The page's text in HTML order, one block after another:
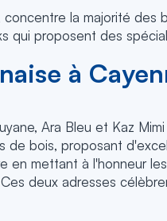
la majorité
proposent des
à
Ara Bleu et Kaz
de bois, proposant
en mettant à l'honneur
deux adresses